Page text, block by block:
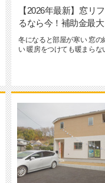
【2026年最新】窓リ
るなら今！補助金最
冬になると部屋が寒い 窓の結露がひど
い 暖房をつけても暖まらない このよう